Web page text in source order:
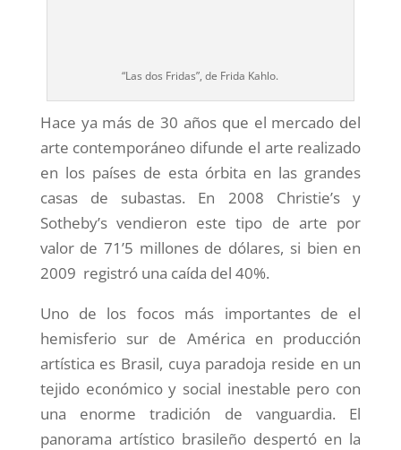
“Las dos Fridas”, de Frida Kahlo.
Hace ya más de 30 años que el mercado del
arte contemporáneo difunde el arte realizado
en los países de esta órbita en las grandes
casas de subastas. En 2008 Christie’s y
Sotheby’s vendieron este tipo de arte por
valor de 71’5 millones de dólares, si bien en
2009 registró una caída del 40%.
Uno de los focos más importantes de el
hemisferio sur de América en producción
artística es Brasil, cuya paradoja reside en un
tejido económico y social inestable pero con
una enorme tradición de vanguardia. El
panorama artístico brasileño despertó en la